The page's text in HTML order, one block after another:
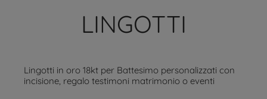
LINGOTTI
Lingotti in oro 18kt per Battesimo personalizzati con
incisione, regalo testimoni matrimonio o eventi